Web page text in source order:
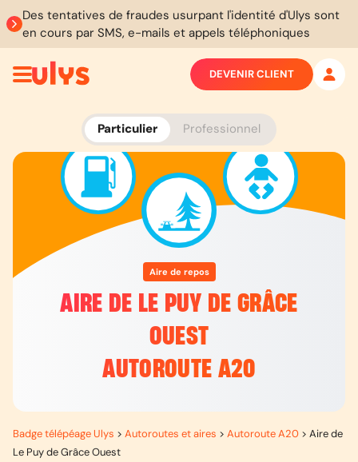
Des tentatives de fraudes usurpant l'identité d'Ulys sont
en cours par SMS, e-mails et appels téléphoniques
Particulier Professionnel
DEVENIR CLIENT
Aire de repos
AIRE DE LE PUY DE GRÂCE
OUEST
AUTOROUTE A20
Badge télépéage Ulys > Autoroutes et aires > Autoroute A20 > Aire de
Le Puy de Grâce Ouest